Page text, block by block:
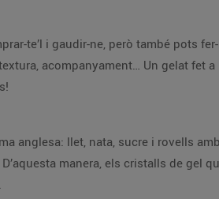
te’l i gaudir-ne, però també pots
acompanyament… Un gelat fet
anglesa: llet, nata, sucre i rovells
manera, els cristalls de gel